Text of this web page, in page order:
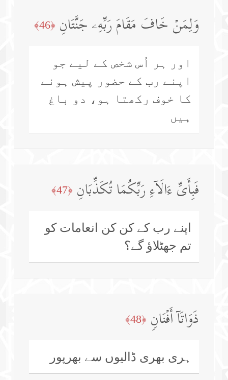
وَلِمَنۡ خَافَ مَقَامَ رَبِّهِۦ جَنَّتَانِ ﴿46﴾
اور ہر اُس شخص کے لیے جو
اپنے رب کے حضور پیش ہونے
کا خوف رکھتا ہو، دو باغ
ہیں
فَبِأَیِّ ءَالَاۤءِ رَبِّكُمَا تُكَذِّبَانِ ﴿47﴾
اپنے رب کے کن کن انعامات کو
تم جھٹلاؤ گے؟
ذَوَاتَاۤ أَفۡنَانࣲ ﴿48﴾
ہری بھری ڈالیوں سے بھرپور